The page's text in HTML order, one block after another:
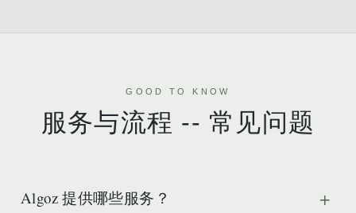
GOOD TO KNOW
服务与流程 -- 常见问题
Algoz 提供哪些服务？